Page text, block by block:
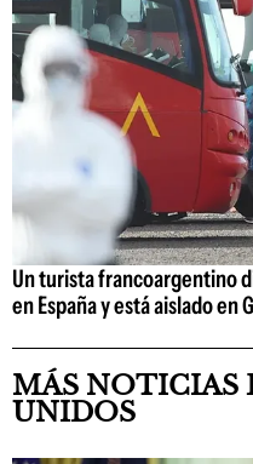
Un turista francoargentino
en España y está aislado en
MÁS NOTICIAS
UNIDOS